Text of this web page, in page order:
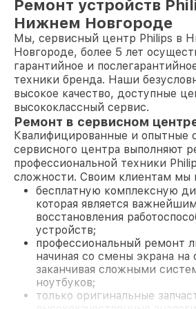
Ремонт устройств
Нижнем Новгороде
Мы, сервисный центр Philips в
Новгороде, более 5 лет
гарантийное и
техники бренда. Наши
высокое качество, доступные
высококлассный сервис.
Ремонт в сервисном
Квалифицированные и опытные
сервисного центра выполняют
профессиональной техники
сложности. Своим клиентам мы
бесплатную комплексную
которая является
восстановления
устройств;
профессиональный ремонт
начиная со смены экрана на
заканчивая сложными
ноутбуков;
только оригинальные